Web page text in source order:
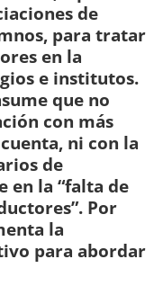
de
para tratar
en la
e institutos.
que no
con más
ni con la
de
en la “falta de
Por
la
para abordar